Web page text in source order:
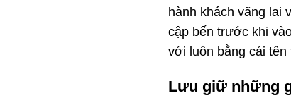
hành khách vãng lai
cập bến trước khi
với luôn bằng cái
Lưu giữ những